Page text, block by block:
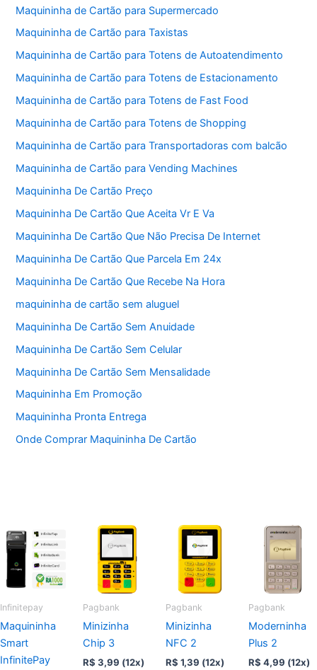
Maquininha de Cartão para Supermercado
Maquininha de Cartão para Taxistas
Maquininha de Cartão para Totens de Autoatendimento
Maquininha de Cartão para Totens de Estacionamento
Maquininha de Cartão para Totens de Fast Food
Maquininha de Cartão para Totens de Shopping
Maquininha de Cartão para Transportadoras com balcão
Maquininha de Cartão para Vending Machines
Maquininha De Cartão Preço
Maquininha De Cartão Que Aceita Vr E Va
Maquininha De Cartão Que Não Precisa De Internet
Maquininha De Cartão Que Parcela Em 24x
Maquininha De Cartão Que Recebe Na Hora
maquininha de cartão sem aluguel
Maquininha De Cartão Sem Anuidade
Maquininha De Cartão Sem Celular
Maquininha De Cartão Sem Mensalidade
Maquininha Em Promoção
Maquininha Pronta Entrega
Onde Comprar Maquininha De Cartão
Infinitepay
Maquininha
Smart
InfinitePay
Pagbank
Minizinha
Chip 3
R$ 3,99 (12x)
Pagbank
Minizinha
NFC 2
R$ 1,39 (12x)
Pagbank
Moderninha
Plus 2
R$ 4,99 (12x)